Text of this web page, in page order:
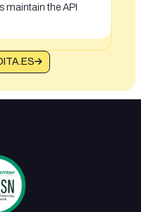
maintain the API